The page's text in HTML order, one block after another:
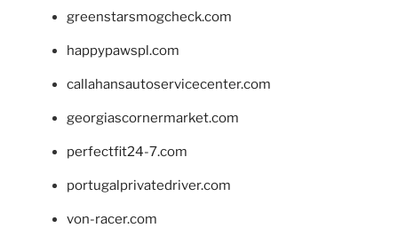
greenstarsmogcheck.com
happypawspl.com
callahansautoservicecenter.com
georgiascornermarket.com
perfectfit24-7.com
portugalprivatedriver.com
von-racer.com